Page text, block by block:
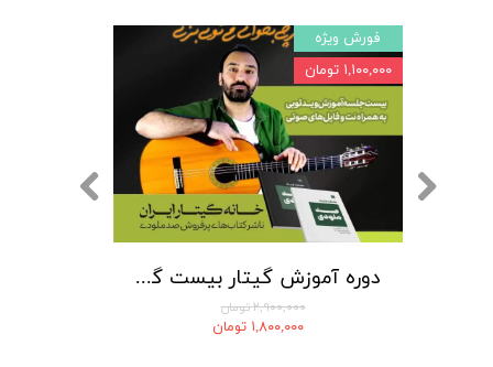
دوره آموزش گیتار بیست گام
۲,۹۰۰,۰۰۰ تومان
۱,۸۰۰,۰۰۰ تومان
فورش ویژه
۱,۱۰۰,۰۰۰ تومان